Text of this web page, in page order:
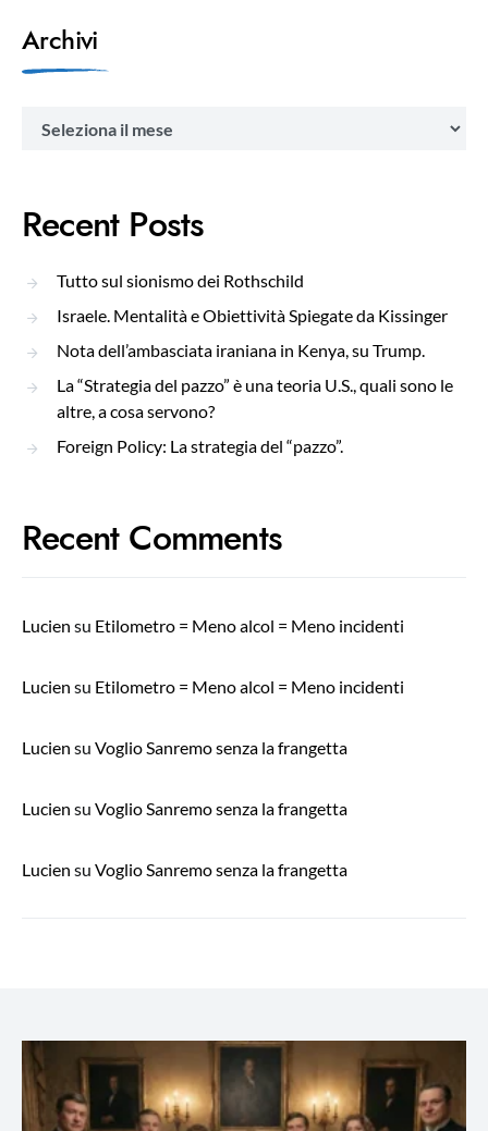
Archivi
Recent Posts
Tutto sul sionismo dei Rothschild
Israele. Mentalità e Obiettività Spiegate da Kissinger
Nota dell’ambasciata iraniana in Kenya, su Trump.
La “Strategia del pazzo” è una teoria U.S., quali sono le
altre, a cosa servono?
Foreign Policy: La strategia del “pazzo”.
Recent Comments
Lucien su Etilometro = Meno alcol = Meno incidenti
Lucien su Etilometro = Meno alcol = Meno incidenti
Lucien su Voglio Sanremo senza la frangetta
Lucien su Voglio Sanremo senza la frangetta
Lucien su Voglio Sanremo senza la frangetta